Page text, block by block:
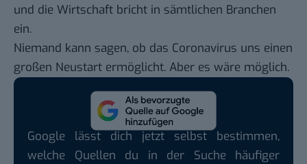
und die Wirtschaft bricht in sämtlichen Branchen
ein.
Niemand kann sagen, ob das Coronavirus uns einen
großen Neustart ermöglicht. Aber es wäre möglich.
Google lässt dich jetzt selbst bestimmen,
welche Quellen du in der Suche häufiger